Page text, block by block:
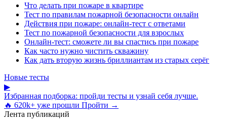
Что делать при пожаре в квартире
Тест по правилам пожарной безопасности онлайн
Действия при пожаре: онлайн-тест с ответами
Тест по пожарной безопасности для взрослых
Онлайн-тест: сможете ли вы спастись при пожаре
Как часто нужно чистить скважину
Как дать вторую жизнь бриллиантам из старых серёг
Новые тесты
▶
Избранная подборка: пройди тесты и узнай себя лучше.
🔥 620k+ уже прошли Пройти →
Лента публикаций